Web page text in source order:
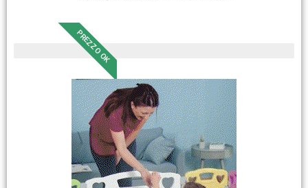
PREZZO OK
pezzi limitati in magazzino